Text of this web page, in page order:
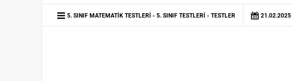
5. SINIF MATEMATIK TESTLERI 5. SINIF TESTLERI TESTLER 21.02.2025